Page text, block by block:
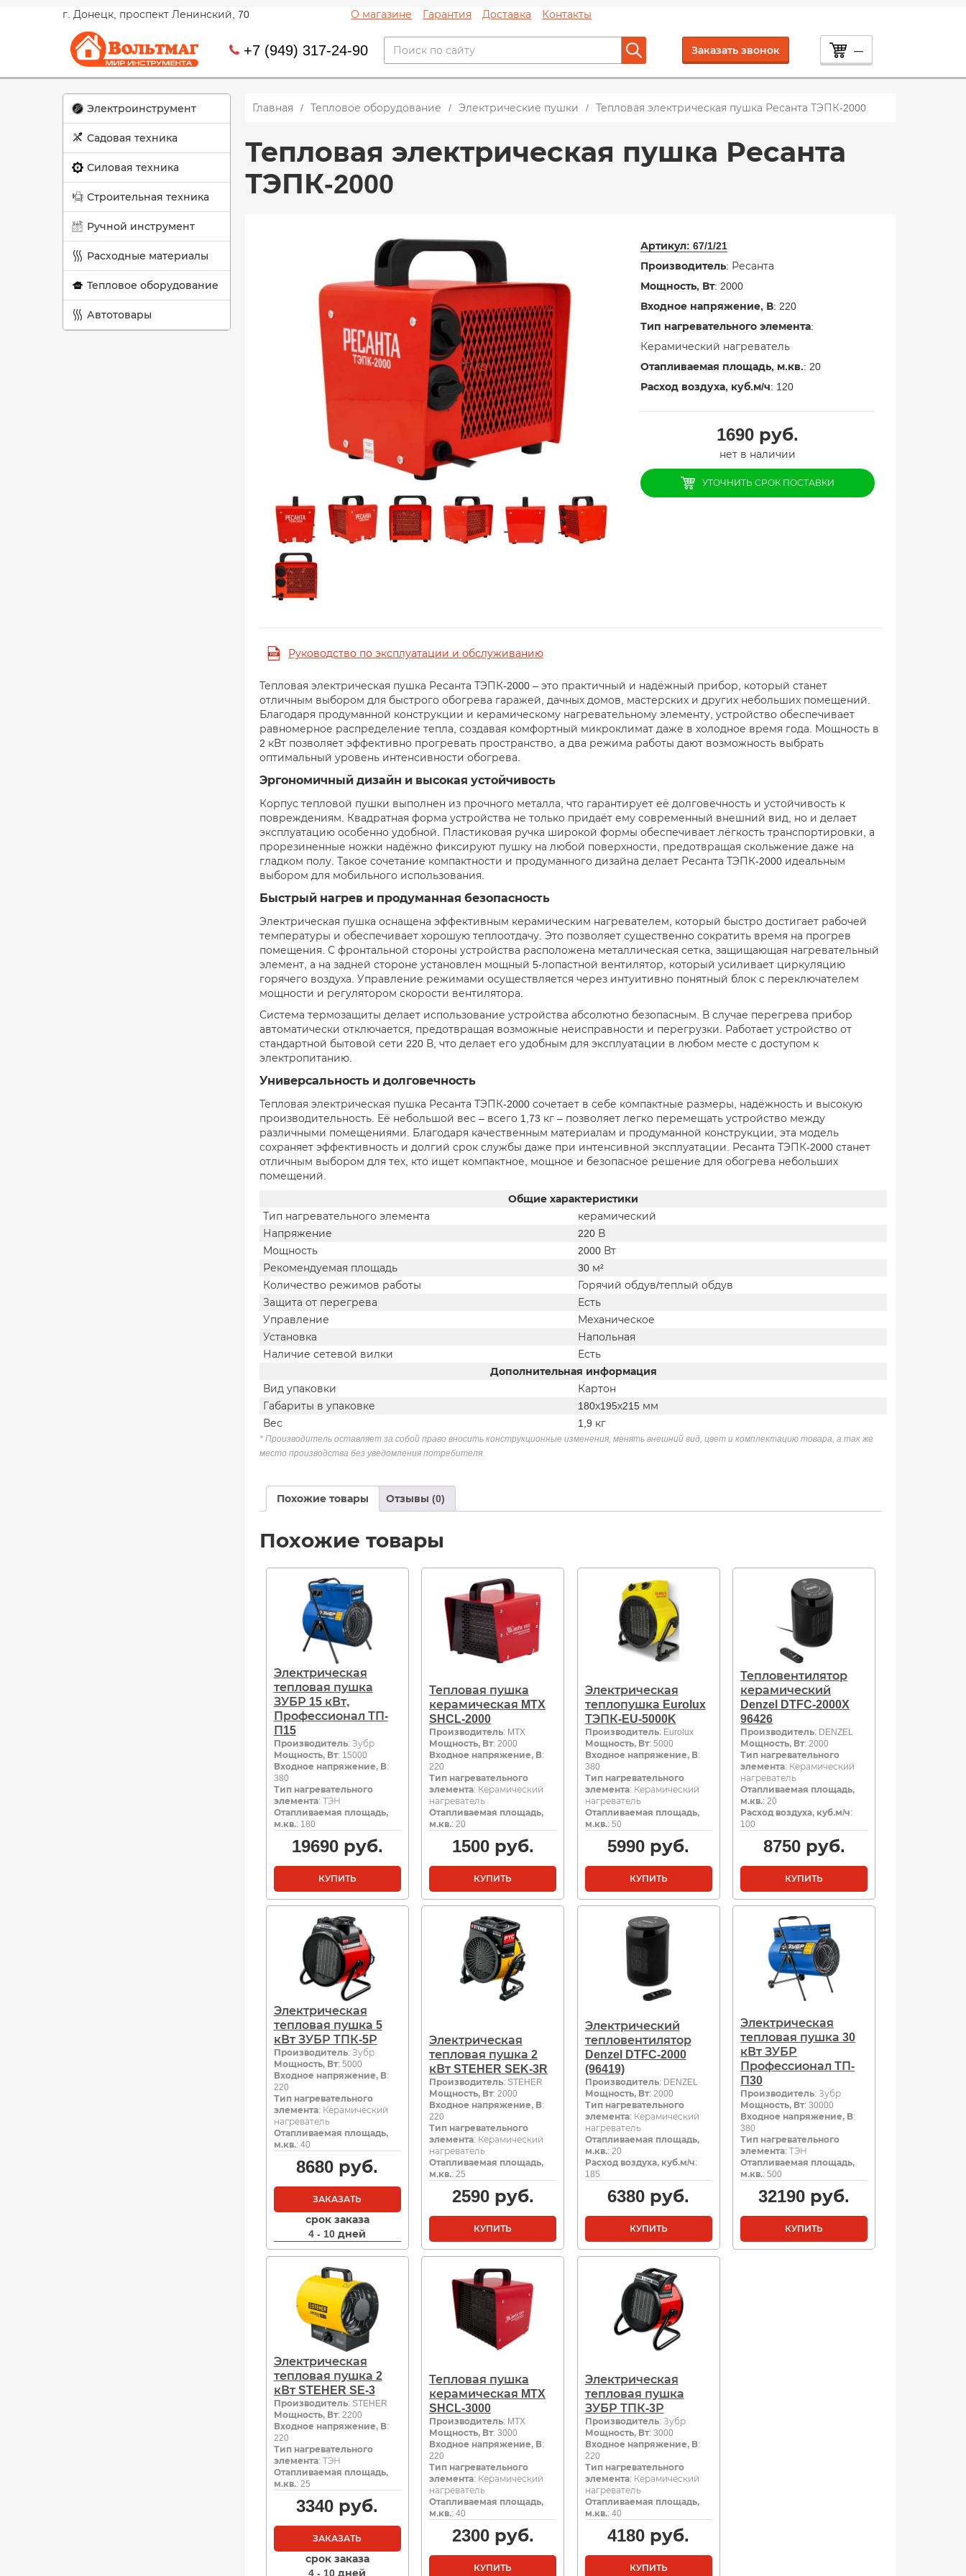
г. Донецк, проспект Ленинский, 70 О магазине Гарантия Доставка Контакты
+7 (949) 317-24-90 Заказать звонок —
Электроинструмент
Садовая техника
Силовая техника
Строительная техника
Ручной инструмент
Расходные материалы
Тепловое оборудование
Автотовары
Главная Тепловое оборудование Электрические пушки Тепловая электрическая пушка Ресанта ТЭПК-2000
Тепловая электрическая пушка Ресанта
ТЭПК-2000
Артикул: 67/1/21
Производитель: Ресанта
Мощность, Вт: 2000
Входное напряжение, В: 220
Тип нагревательного элемента:
Керамический нагреватель
Отапливаемая площадь, м.кв.: 20
Расход воздуха, куб.м/ч: 120
1690руб.
нет в наличии
УТОЧНИТЬ СРОК ПОСТАВКИ
Руководство по эксплуатации и обслуживанию
Тепловая электрическая пушка Ресанта ТЭПК-2000 – это практичный и надёжный прибор, который станет
отличным выбором для быстрого обогрева гаражей, дачных домов, мастерских и других небольших помещений.
Благодаря продуманной конструкции и керамическому нагревательному элементу, устройство обеспечивает
равномерное распределение тепла, создавая комфортный микроклимат даже в холодное время года. Мощность в
2 кВт позволяет эффективно прогревать пространство, а два режима работы дают возможность выбрать
оптимальный уровень интенсивности обогрева.
Эргономичный дизайн и высокая устойчивость
Корпус тепловой пушки выполнен из прочного металла, что гарантирует её долговечность и устойчивость к
повреждениям. Квадратная форма устройства не только придаёт ему современный внешний вид, но и делает
эксплуатацию особенно удобной. Пластиковая ручка широкой формы обеспечивает лёгкость транспортировки, а
прорезиненные ножки надёжно фиксируют пушку на любой поверхности, предотвращая скольжение даже на
гладком полу. Такое сочетание компактности и продуманного дизайна делает Ресанта ТЭПК-2000 идеальным
выбором для мобильного использования.
Быстрый нагрев и продуманная безопасность
Электрическая пушка оснащена эффективным керамическим нагревателем, который быстро достигает рабочей
температуры и обеспечивает хорошую теплоотдачу. Это позволяет существенно сократить время на прогрев
помещения. С фронтальной стороны устройства расположена металлическая сетка, защищающая нагревательный
элемент, а на задней стороне установлен мощный 5-лопастной вентилятор, который усиливает циркуляцию
горячего воздуха. Управление режимами осуществляется через интуитивно понятный блок с переключателем
мощности и регулятором скорости вентилятора.
Система термозащиты делает использование устройства абсолютно безопасным. В случае перегрева прибор
автоматически отключается, предотвращая возможные неисправности и перегрузки. Работает устройство от
стандартной бытовой сети 220 В, что делает его удобным для эксплуатации в любом месте с доступом к
электропитанию.
Универсальность и долговечность
Тепловая электрическая пушка Ресанта ТЭПК-2000 сочетает в себе компактные размеры, надёжность и высокую
производительность. Её небольшой вес – всего 1,73 кг – позволяет легко перемещать устройство между
различными помещениями. Благодаря качественным материалам и продуманной конструкции, эта модель
сохраняет эффективность и долгий срок службы даже при интенсивной эксплуатации. Ресанта ТЭПК-2000 станет
отличным выбором для тех, кто ищет компактное, мощное и безопасное решение для обогрева небольших
помещений.
Общие характеристики
Тип нагревательного элемента
керамический
Напряжение
220 В
Мощность
2000 Вт
Рекомендуемая площадь
30 м²
Количество режимов работы
Горячий обдув/теплый обдув
Защита от перегрева
Есть
Управление
Механическое
Установка
Напольная
Наличие сетевой вилки
Есть
Дополнительная информация
Вид упаковки
Картон
Габариты в упаковке
180х195х215 мм
Вес
1,9 кг
* Производитель оставляет за собой право вносить конструкционные изменения, менять внешний вид, цвет и комплектацию товара, а так же
место производства без уведомления потребителя.
Похожие товары Отзывы (0)
Похожие товары
Электрическая
тепловая пушка
ЗУБР 15 кВт,
Профессионал ТП-
П15
Производитель: Зубр
Мощность, Вт: 15000
Входное напряжение, В:
380
Тип нагревательного
элемента: ТЭН
Отапливаемая площадь,
м.кв.: 180
19690руб.
КУПИТЬ
Тепловая пушка
керамическая MTX
SHCL-2000
Производитель: MTX
Мощность, Вт: 2000
Входное напряжение, В:
220
Тип нагревательного
элемента: Керамический
нагреватель
Отапливаемая площадь,
м.кв.: 20
1500руб.
КУПИТЬ
Электрическая
теплопушка Eurolux
ТЭПК-EU-5000K
Производитель: Eurolux
Мощность, Вт: 5000
Входное напряжение, В:
380
Тип нагревательного
элемента: Керамический
нагреватель
Отапливаемая площадь,
м.кв.: 50
5990 руб.
КУПИТЬ
Тепловентилятор
керамический
Denzel DTFC-2000X
96426
Производитель: DENZEL
Мощность, Вт: 2000
Тип нагревательного
элемента: Керамический
нагреватель
Отапливаемая площадь,
м.кв.: 20
Расход воздуха, куб.м/ч:
100
8750руб.
КУПИТЬ
Электрическая
тепловая пушка 5
кВт ЗУБР ТПК-5Р
Производитель: Зубр
Мощность, Вт: 5000
Входное напряжение, В:
220
Тип нагревательного
элемента: Керамический
нагреватель
Отапливаемая площадь,
м.кв.: 40
8680 руб.
ЗАКАЗАТЬ
срок заказа
4 - 10 дней
Электрическая
тепловая пушка 2
кВт STEHER SEK-3R
Производитель: STEHER
Мощность, Вт: 2000
Входное напряжение, В:
220
Тип нагревательного
элемента: Керамический
нагреватель
Отапливаемая площадь,
м.кв.: 25
2590руб.
КУПИТЬ
Электрический
тепловентилятор
Denzel DTFC-2000
(96419)
Производитель: DENZEL
Мощность, Вт: 2000
Тип нагревательного
элемента: Керамический
нагреватель
Отапливаемая площадь,
м.кв.: 20
Расход воздуха, куб.м/ч:
185
6380 руб.
КУПИТЬ
Электрическая
тепловая пушка 30
кВт ЗУБР
Профессионал ТП-
П30
Производитель: Зубр
Мощность, Вт: 30000
Входное напряжение, В:
380
Тип нагревательного
элемента: ТЭН
Отапливаемая площадь,
м.кв.: 500
32190 руб.
КУПИТЬ
Электрическая
тепловая пушка 2
кВт STEHER SE-3
Производитель: STEHER
Мощность, Вт: 2200
Входное напряжение, В:
220
Тип нагревательного
элемента: ТЭН
Отапливаемая площадь,
м.кв.: 25
3340 руб.
ЗАКАЗАТЬ
срок заказа
4 - 10 дней
Тепловая пушка
керамическая MTX
SHCL-3000
Производитель: MTX
Мощность, Вт: 3000
Входное напряжение, В:
220
Тип нагревательного
элемента: Керамический
нагреватель
Отапливаемая площадь,
м.кв.: 40
2300руб.
КУПИТЬ
Электрическая
тепловая пушка
ЗУБР ТПК-3Р
Производитель: Зубр
Мощность, Вт: 3000
Входное напряжение, В:
220
Тип нагревательного
элемента: Керамический
нагреватель
Отапливаемая площадь,
м.кв.: 40
4180 руб.
КУПИТЬ